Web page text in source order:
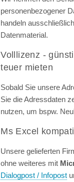
personenbezogener
handeln
Datenmaterial.
Volllizenz -
teuer mieten
Sobald Sie unsere
Sie die Adressdaten
nutzen, um bspw.
Ms Excel
Unsere gelieferten
ohne weiteres mit
Dialogpost / Infopost